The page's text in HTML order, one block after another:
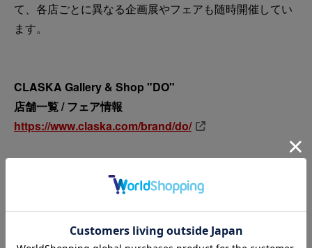
て、各店ごとに異なる企画展やフェアも随時開催してい
ます。
CLASKA Gallery & Shop "DO"
店舗一覧 / フェア情報
https://www.claska.com/brand/do/
※CLASKA ONLINE SHOP 掲載商品の実物を、すべて必ずしもCLASKA
Gallery & Shop “DO” の店頭でご覧になれるとは限りません。